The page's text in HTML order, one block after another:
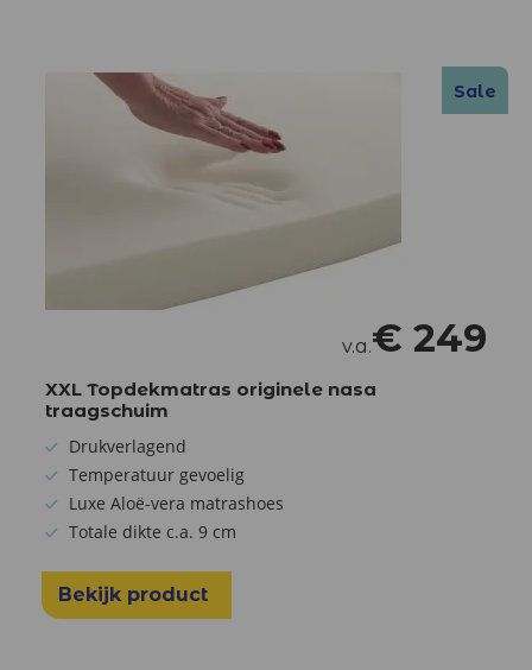
Sale
v.a.€ 249
XXL Topdekmatras originele nasa
traagschuim
Drukverlagend
Temperatuur gevoelig
Luxe Aloë-vera matrashoes
Totale dikte c.a. 9 cm
Bekijk product